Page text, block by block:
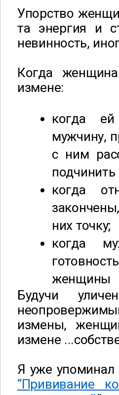
Упорство
та энергия и
невинность,
Когда
измене:
когда
мужчину,
с ним
подчинить
когда
них точку;
когда
женщины
Будучи
измены,
измене
Я уже упоминал
“Прививание